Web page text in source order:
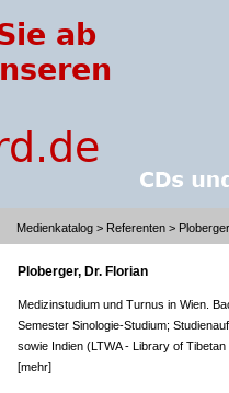
Medienkatalog > Referenten >
Ploberger, Dr. Florian
Medizinstudium und Turnus in Wien.
Semester Sinologie-Studium;
sowie Indien (LTWA - Library of
[mehr]